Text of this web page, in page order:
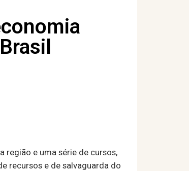
região e uma série de cursos,
recursos e de salvaguarda do